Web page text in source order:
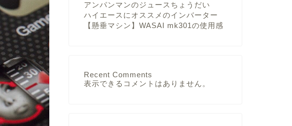
アンパンマンのジュースちょうだい
ハイエースにオススメのインバーター
【懸垂マシン】WASAI mk301の使用感
Recent Comments
表示できるコメントはありません。